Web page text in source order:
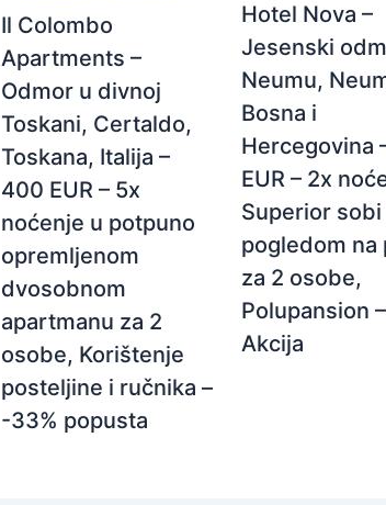
Il Colombo
Apartments –
Odmor u divnoj
Toskani, Certaldo,
Toskana, Italija –
400 EUR – 5x
noćenje u potpuno
opremljenom
dvosobnom
apartmanu za 2
osobe, Korištenje
posteljine i ručnika –
-33% popusta
Hotel Nova –
Jesenski
Neumu,
Bosna i
Hercegovina
EUR – 2x
Superior sobi
pogledom na
za 2 osobe,
Polupansion –
Akcija